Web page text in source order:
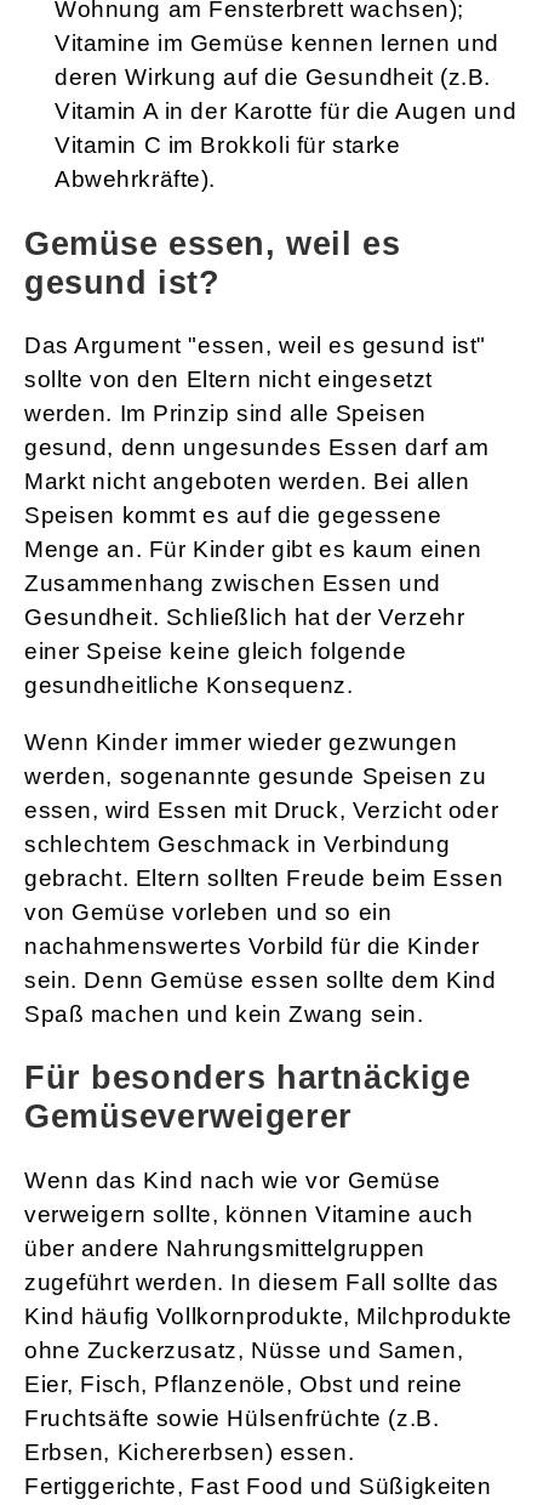
Wohnung am Fensterbrett wachsen);
Vitamine im Gemüse kennen lernen und
deren Wirkung auf die Gesundheit (z.B.
Vitamin A in der Karotte für die Augen und
Vitamin C im Brokkoli für starke
Abwehrkräfte).
Gemüse essen, weil es
gesund ist?
Das Argument "essen, weil es gesund ist"
sollte von den Eltern nicht eingesetzt
werden. Im Prinzip sind alle Speisen
gesund, denn ungesundes Essen darf am
Markt nicht angeboten werden. Bei allen
Speisen kommt es auf die gegessene
Menge an. Für Kinder gibt es kaum einen
Zusammenhang zwischen Essen und
Gesundheit. Schließlich hat der Verzehr
einer Speise keine gleich folgende
gesundheitliche Konsequenz.
Wenn Kinder immer wieder gezwungen
werden, sogenannte gesunde Speisen zu
essen, wird Essen mit Druck, Verzicht oder
schlechtem Geschmack in Verbindung
gebracht. Eltern sollten Freude beim Essen
von Gemüse vorleben und so ein
nachahmenswertes Vorbild für die Kinder
sein. Denn Gemüse essen sollte dem Kind
Spaß machen und kein Zwang sein.
Für besonders hartnäckige
Gemüseverweigerer
Wenn das Kind nach wie vor Gemüse
verweigern sollte, können Vitamine auch
über andere Nahrungsmittelgruppen
zugeführt werden. In diesem Fall sollte das
Kind häufig Vollkornprodukte, Milchprodukte
ohne Zuckerzusatz, Nüsse und Samen,
Eier, Fisch, Pflanzenöle, Obst und reine
Fruchtsäfte sowie Hülsenfrüchte (z.B.
Erbsen, Kichererbsen) essen.
Fertiggerichte, Fast Food und Süßigkeiten